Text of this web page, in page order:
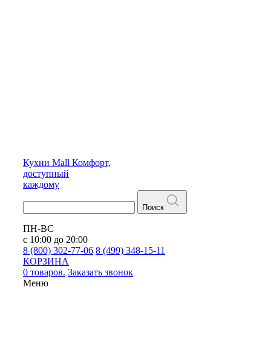
Кухни Mall Комфорт,
доступный
каждому
Поиск
ПН-ВС
с 10:00 до 20:00
8 (800) 302-77-06 8 (499) 348-15-11
КОРЗИНА
0 товаров. Заказать звонок
Меню